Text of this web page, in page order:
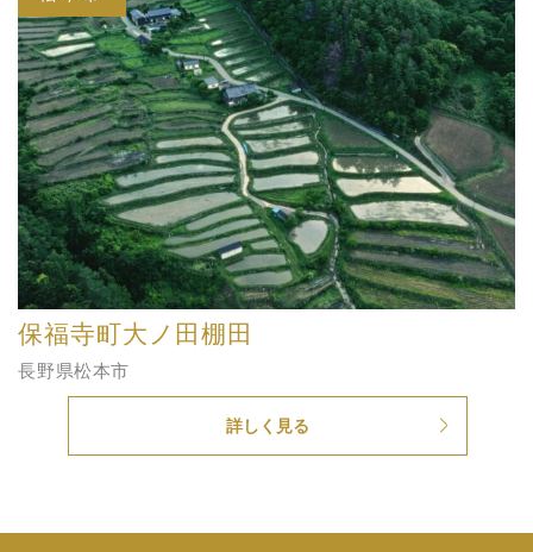
保福寺町大ノ田棚田
長野県松本市
詳しく見る